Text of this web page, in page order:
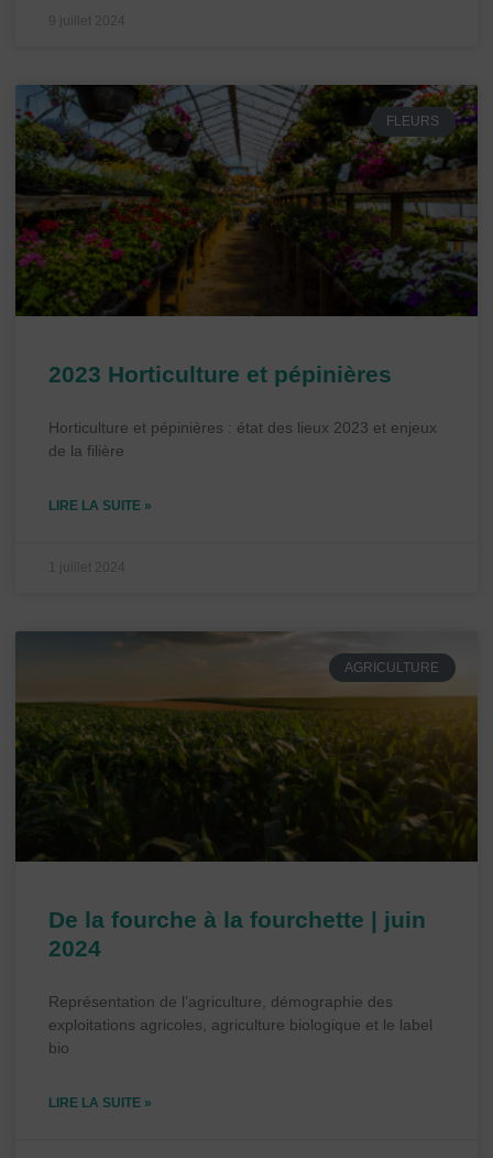
9 juillet 2024
FLEURS
2023 Horticulture et pépinières
Horticulture et pépinières : état des lieux 2023 et enjeux
de la filière
LIRE LA SUITE »
1 juillet 2024
AGRICULTURE
De la fourche à la fourchette | juin
2024
Représentation de l’agriculture, démographie des
exploitations agricoles, agriculture biologique et le label
bio
LIRE LA SUITE »